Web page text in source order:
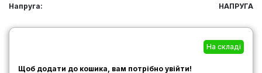
Напруга: НАПРУГА
На складі
Щоб додати до кошика, вам потрібно увійти!